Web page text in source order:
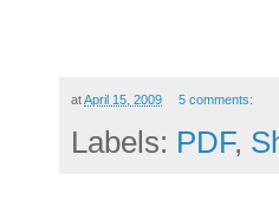
atApril 15, 2009 5 comments:
Labels: PDF,